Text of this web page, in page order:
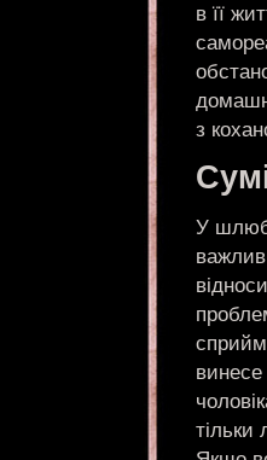
в її
з
У
винесе
тільки